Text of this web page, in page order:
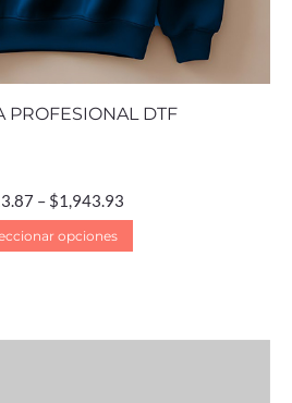
PROFESIONAL DTF
– $1,943.93
opciones